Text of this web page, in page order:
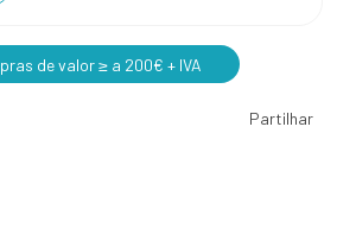
de valor ≥ a 200€ + IVA
Partilhar